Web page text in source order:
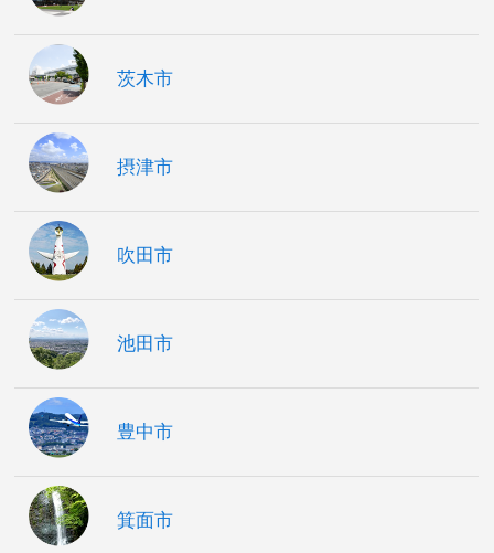
茨木市
摂津市
吹田市
池田市
豊中市
箕面市